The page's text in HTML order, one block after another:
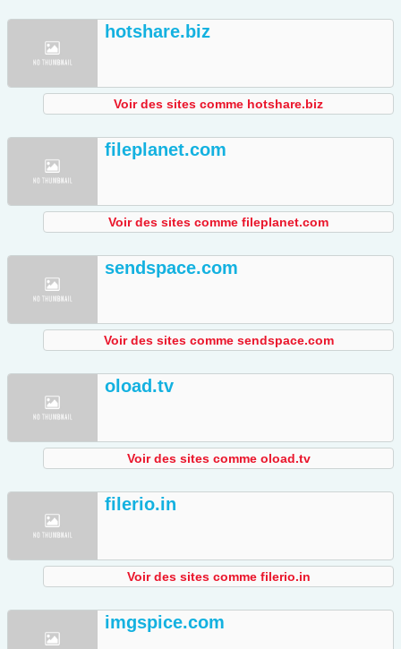
hotshare.biz
Voir des sites comme hotshare.biz
fileplanet.com
Voir des sites comme fileplanet.com
sendspace.com
Voir des sites comme sendspace.com
oload.tv
Voir des sites comme oload.tv
filerio.in
Voir des sites comme filerio.in
imgspice.com